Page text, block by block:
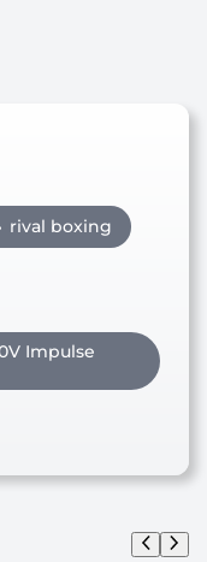
rival boxing
Impulse